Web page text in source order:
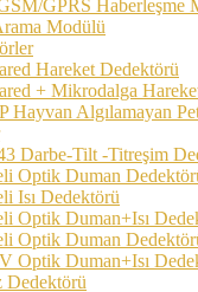
GPRS Haberleşme
Modülü
Hareket Dedektörü
+ Mikrodalga
Hayvan Algılamayan
Darbe-Tilt -Titreşim
Optik Duman
Isı Dedektörü
Optik Duman+Isı
Optik Duman
Optik Duman+Isı
Dedektörü